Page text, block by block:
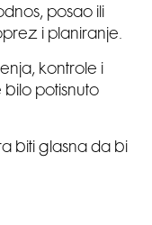
posao ili
i planiranje.
kontrole i
bilo potisnuto
biti glasna da bi